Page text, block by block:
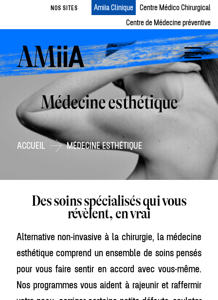
NOS SITES Amiia Clinique
Centre Médico Chirurgical
Centre de Médecine préventive
Médecine esthétique
ACCUEIL MÉDECINE ESTHÉTIQUE
Des soins spécialisés qui vous
révèlent, en vrai
Alternative non-invasive à la chirurgie, la médecine
esthétique comprend un ensemble de soins pensés
pour vous faire sentir en accord avec vous-même.
Nos programmes vous aident à rajeunir et raffermir